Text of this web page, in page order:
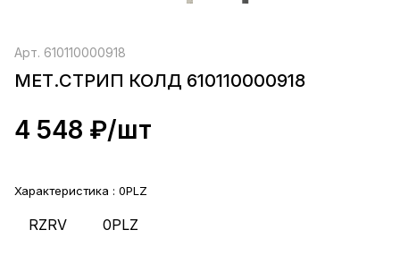
Арт. 610110000918
МЕТ.СТРИП КОЛД 610110000918
4 548 ₽/шт
Характеристика : 0PLZ
RZRV 0PLZ